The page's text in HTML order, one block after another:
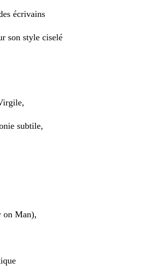
écrivains
son style ciselé
subtile,
on Man),